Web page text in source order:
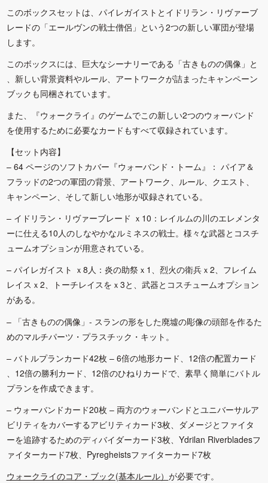
このボックスセットは、パイレガイストとイドリラン・リヴァーブ
レードの「エールヴンの戦士僧侶」という2つの新しい軍団が登場
します。
このボックスには、巨大なシーナリーである「古きものの偶像」と
、新しい背景資料やルール、アートワークが詰まったキャンペーン
ブックも同梱されています。
また、『ウォークライ』のゲームでこの新しい2つのウォーバンド
を使用するために必要なカードもすべて収録されています。
【セット内容】
– 64 ページのソフトカバー『ウォーバンド・トーム』： パイア＆
フラッドの2つの軍団の背景、アートワーク、ルール、クエスト、
キャンペーン、そして新しい地形が収録されている。
– イドリラン・リヴァーブレード ｘ10：レイルムの川のエレメンタ
ーに仕える10人のしなやかなルミネスの戦士。様々な武器とコスチ
ュームオプションが用意されている。
– パイレガイスト ｘ8人：炎の助祭ｘ1、烈火の衛兵ｘ2、フレイム
レイスｘ2、トーチレイスをｘ3と、武器とコスチュームオプション
がある。
– 「古きものの偶像」- スランの形をした廃墟の彫像の頭部を作るた
めのマルチパーツ・プラスチック・キット。
– バトルプランカード42枚 – 6倍の地形カード、12倍の配置カード
、12倍の勝利カード、12倍のひねりカードで、素早く簡単にバトル
プランを作成できます。
– ウォーバンドカード20枚 – 両方のウォーバンドとユニバーサルア
ビリティをカバーするアビリティカード3枚、ダメージとファイタ
ーを追跡するためのディバイダーカード3枚、Ydrilan Riverbladesフ
ァイターカード7枚、Pyregheistsファイターカード7枚
ウォークライのコア・ブック(基本ルール） が必要です。